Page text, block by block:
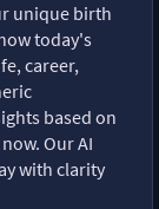
unique birth
today's
career,
based on
Our AI
with clarity